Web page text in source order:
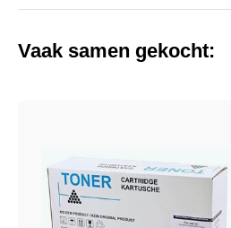
Vaak samen gekocht: